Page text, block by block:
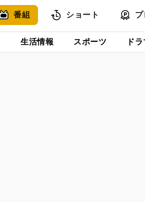
番組 ショート
生活情報 スポーツ ドラ